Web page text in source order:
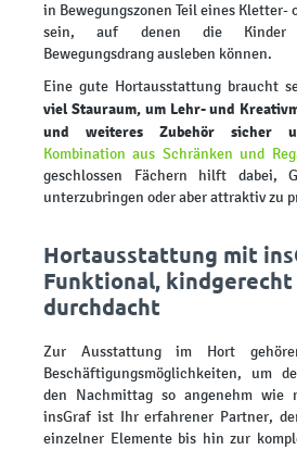
in Bewegungszonen Teil eines Kletter-
sein, auf denen die Kinder
Bewegungsdrang ausleben können.
Eine gute Hortausstattung braucht
viel Stauraum, um Lehr- und
und weiteres Zubehör sicher
Kombination aus Schränken und
geschlossen Fächern hilft dabei,
unterzubringen oder aber attraktiv zu
Hortausstattung mit
Funktional, kindgerecht
durchdacht
Zur Ausstattung im Hort
Beschäftigungsmöglichkeiten, um
den Nachmittag so angenehm wie
insGraf ist Ihr erfahrener Partner,
einzelner Elemente bis hin zur